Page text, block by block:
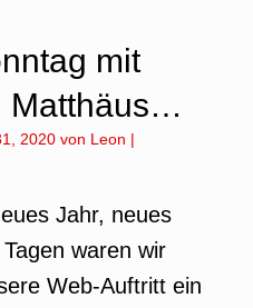
mit
Matthäus…
2020 von Leon |
Jahr, neues
waren wir
Web-Auftritt ein